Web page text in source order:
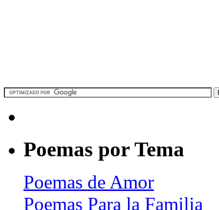
Poemas por Tema
Poemas de Amor
Poemas Para la Familia